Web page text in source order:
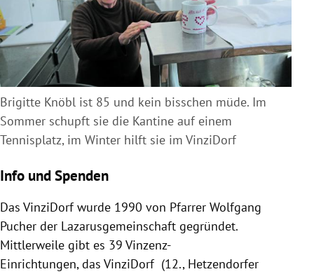
Brigitte Knöbl ist 85 und kein bisschen müde. Im
Sommer schupft sie die Kantine auf einem
Tennisplatz, im Winter hilft sie im VinziDorf
Info und Spenden
Das VinziDorfwurde 1990 von Pfarrer Wolfgang
Pucher der Lazarusgemeinschaft gegründet.
Mittlerweile gibt es 39 Vinzenz-
Einrichtungen, das VinziDorf(12., Hetzendorfer